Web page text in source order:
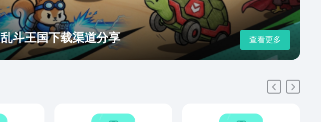
乱斗王国下载渠道分享 查看更多